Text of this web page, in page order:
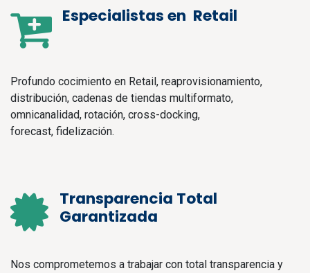
Especialistas en Retail
Profundo cocimiento en Retail, reaprovisionamiento,
distribución, cadenas de tiendas multiformato,
omnicanalidad, rotación, cross-docking,
forecast, fidelización.
Transparencia Total
Garantizada
Nos comprometemos a trabajar con total transparencia y